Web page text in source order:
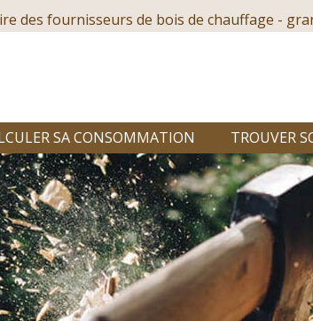
des fournisseurs de bois de chauffage -
SA CONSOMMATION TROUVER